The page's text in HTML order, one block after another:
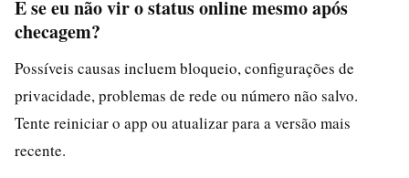
E se eu não vir o status online mesmo após
checagem?
Possíveis causas incluem bloqueio, configurações de
privacidade, problemas de rede ou número não salvo.
Tente reiniciar o app ou atualizar para a versão mais
recente.